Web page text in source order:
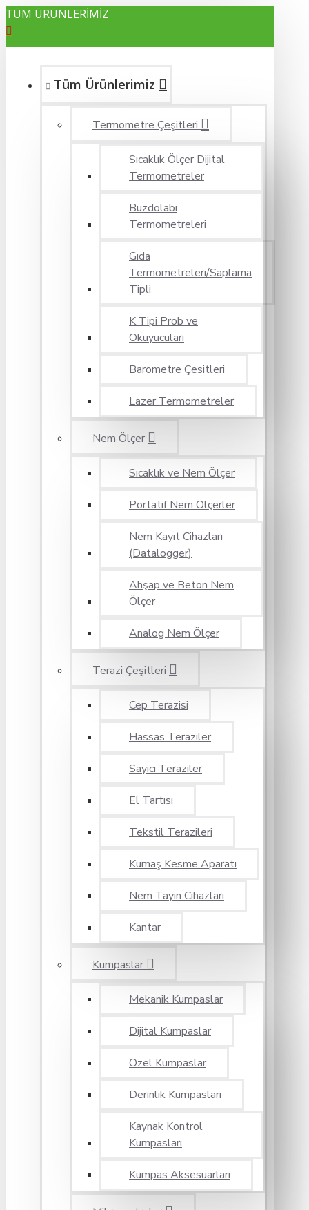
TÜM ÜRÜNLERİMİZ
Tüm Ürünlerimiz
Termometre Çeşitleri
Sıcaklık Ölçer Dijital
Termometreler
Buzdolabı
Termometreleri
Gıda
Termometreleri/Saplama
Tipli
K Tipi Prob ve
Okuyucuları
Barometre Çesitleri
Lazer Termometreler
Nem Ölçer
Sıcaklık ve Nem Ölçer
Portatif Nem Ölçerler
Nem Kayıt Cihazları
(Datalogger)
Ahşap ve Beton Nem
Ölçer
Analog Nem Ölçer
Terazi Çeşitleri
Cep Terazisi
Hassas Teraziler
Sayıcı Teraziler
El Tartısı
Tekstil Terazileri
Kumaş Kesme Aparatı
Nem Tayin Cihazları
Kantar
Kumpaslar
Mekanik Kumpaslar
Dijital Kumpaslar
Özel Kumpaslar
Derinlik Kumpasları
Kaynak Kontrol
Kumpasları
Kumpas Aksesuarları